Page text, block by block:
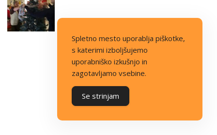
Spletno mesto uporablja piškotke,
s katerimi izboljšujemo
uporabniško izkušnjo in
zagotavljamo vsebine.
Se strinjam